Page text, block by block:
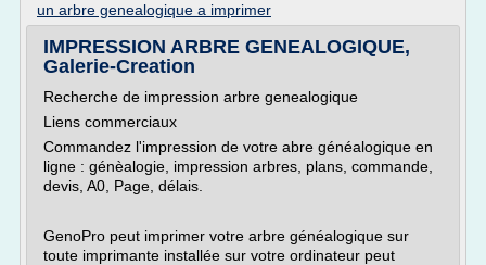
un arbre genealogique a imprimer
IMPRESSION ARBRE GENEALOGIQUE,
Galerie-Creation
Recherche de impression arbre genealogique
Liens commerciaux
Commandez l'impression de votre abre généalogique en
ligne : génèalogie, impression arbres, plans, commande,
devis, A0, Page, délais.
GenoPro peut imprimer votre arbre généalogique sur
toute imprimante installée sur votre ordinateur peut